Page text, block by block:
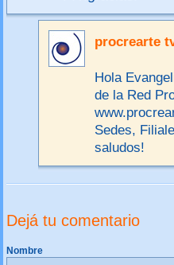
procrearte
Hola
de la Red
Sedes,
saludos!
Dejá tu comentario
Nombre